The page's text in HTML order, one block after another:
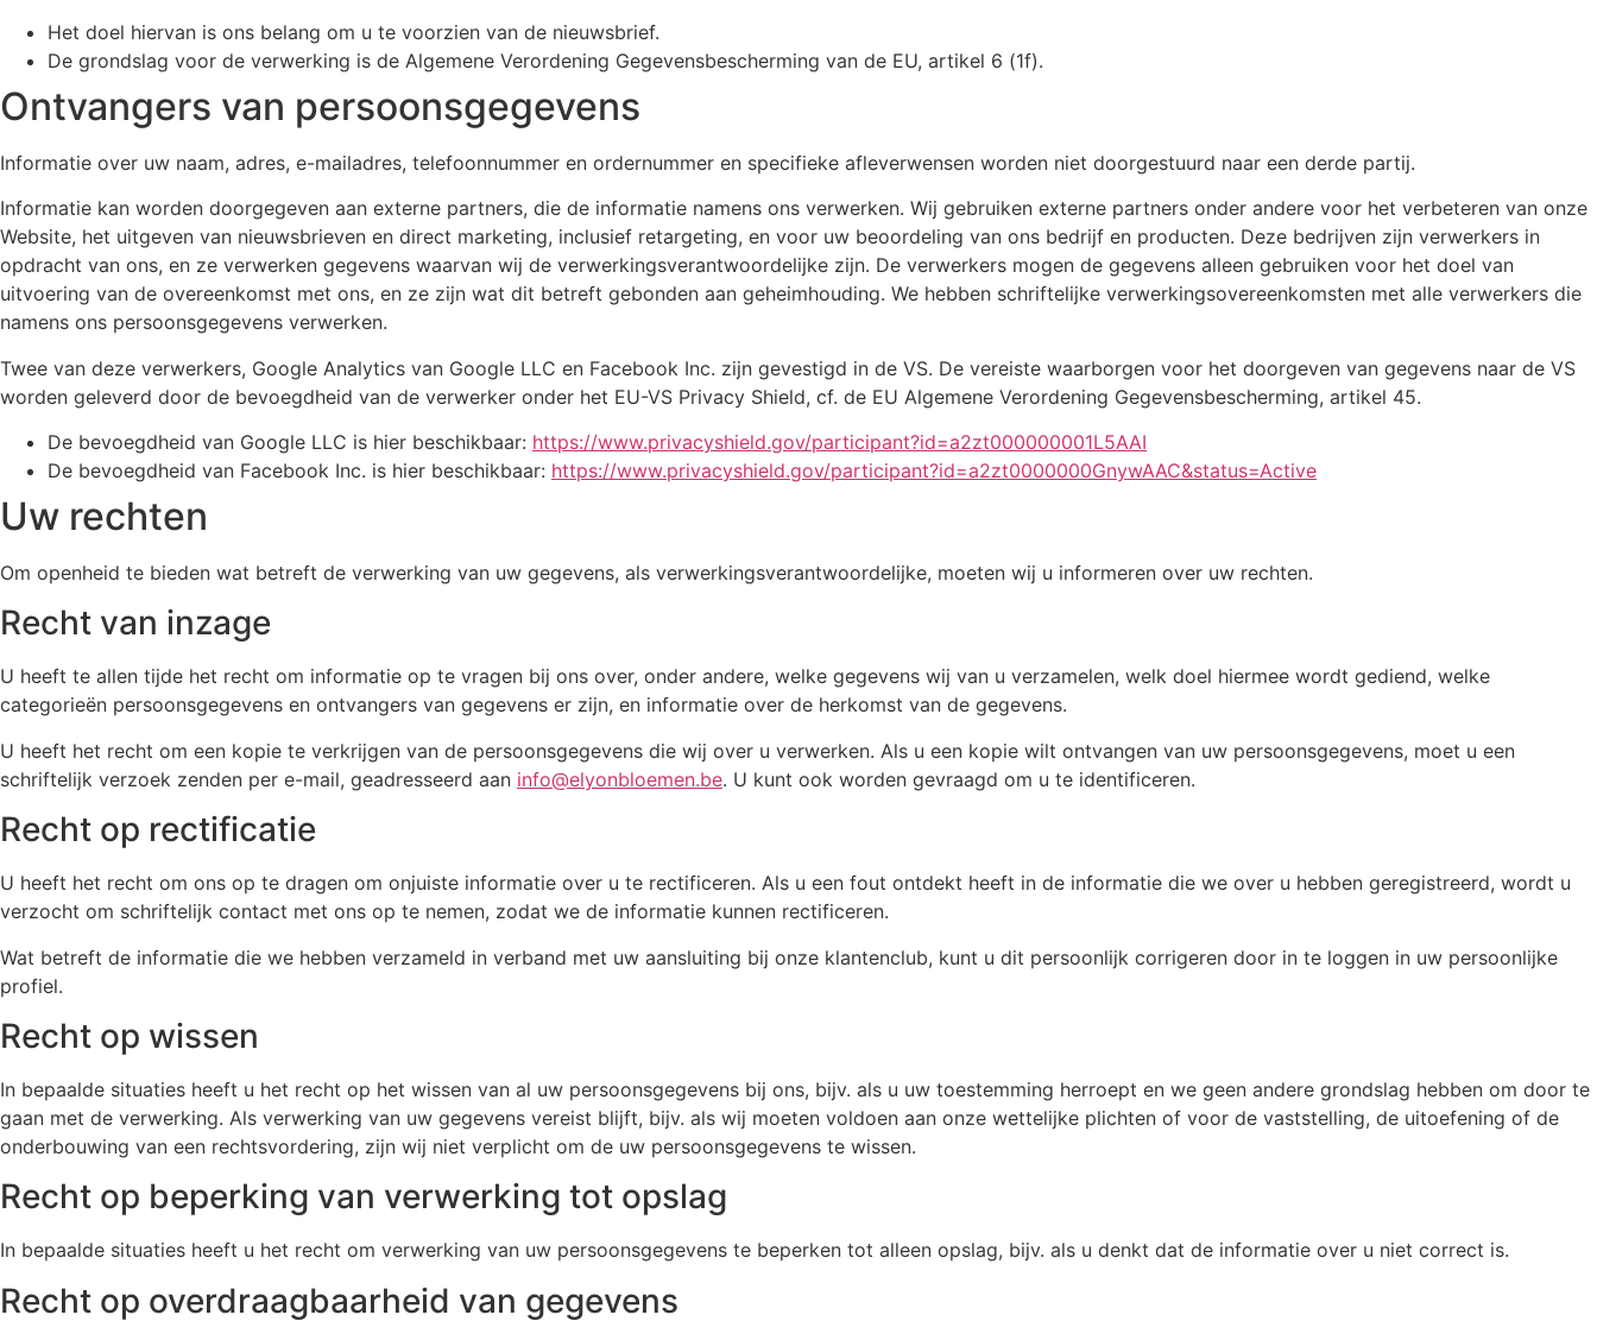
Het doel hiervan is ons belang om u te voorzien van de nieuwsbrief.
De grondslag voor de verwerking is de Algemene Verordening Gegevensbescherming van de EU, artikel 6 (1f).
Ontvangers van persoonsgegevens
Informatie over uw naam, adres, e-mailadres, telefoonnummer en ordernummer en specifieke afleverwensen worden niet doorgestuurd naar een derde partij.
Informatie kan worden doorgegeven aan externe partners, die de informatie namens ons verwerken. Wij gebruiken externe partners onder andere voor het verbeteren van onze
Website, het uitgeven van nieuwsbrieven en direct marketing, inclusief retargeting, en voor uw beoordeling van ons bedrijf en producten. Deze bedrijven zijn verwerkers in
opdracht van ons, en ze verwerken gegevens waarvan wij de verwerkingsverantwoordelijke zijn. De verwerkers mogen de gegevens alleen gebruiken voor het doel van
uitvoering van de overeenkomst met ons, en ze zijn wat dit betreft gebonden aan geheimhouding. We hebben schriftelijke verwerkingsovereenkomsten met alle verwerkers die
namens ons persoonsgegevens verwerken.
Twee van deze verwerkers, Google Analytics van Google LLC en Facebook Inc. zijn gevestigd in de VS. De vereiste waarborgen voor het doorgeven van gegevens naar de VS
worden geleverd door de bevoegdheid van de verwerker onder het EU-VS Privacy Shield, cf. de EU Algemene Verordening Gegevensbescherming, artikel 45.
De bevoegdheid van Google LLC is hier beschikbaar: https://www.privacyshield.gov/participant?id=a2zt000000001L5AAI
De bevoegdheid van Facebook Inc. is hier beschikbaar: https://www.privacyshield.gov/participant?id=a2zt0000000GnywAAC&status=Active
Uw rechten
Om openheid te bieden wat betreft de verwerking van uw gegevens, als verwerkingsverantwoordelijke, moeten wij u informeren over uw rechten.
Recht van inzage
U heeft te allen tijde het recht om informatie op te vragen bij ons over, onder andere, welke gegevens wij van u verzamelen, welk doel hiermee wordt gediend, welke
categorieën persoonsgegevens en ontvangers van gegevens er zijn, en informatie over de herkomst van de gegevens.
U heeft het recht om een kopie te verkrijgen van de persoonsgegevens die wij over u verwerken. Als u een kopie wilt ontvangen van uw persoonsgegevens, moet u een
schriftelijk verzoek zenden per e-mail, geadresseerd aan info@elyonbloemen.be. U kunt ook worden gevraagd om u te identificeren.
Recht op rectificatie
U heeft het recht om ons op te dragen om onjuiste informatie over u te rectificeren. Als u een fout ontdekt heeft in de informatie die we over u hebben geregistreerd, wordt u
verzocht om schriftelijk contact met ons op te nemen, zodat we de informatie kunnen rectificeren.
Wat betreft de informatie die we hebben verzameld in verband met uw aansluiting bij onze klantenclub, kunt u dit persoonlijk corrigeren door in te loggen in uw persoonlijke
profiel.
Recht op wissen
In bepaalde situaties heeft u het recht op het wissen van al uw persoonsgegevens bij ons, bijv. als u uw toestemming herroept en we geen andere grondslag hebben om door te
gaan met de verwerking. Als verwerking van uw gegevens vereist blijft, bijv. als wij moeten voldoen aan onze wettelijke plichten of voor de vaststelling, de uitoefening of de
onderbouwing van een rechtsvordering, zijn wij niet verplicht om de uw persoonsgegevens te wissen.
Recht op beperking van verwerking tot opslag
In bepaalde situaties heeft u het recht om verwerking van uw persoonsgegevens te beperken tot alleen opslag, bijv. als u denkt dat de informatie over u niet correct is.
Recht op overdraagbaarheid van gegevens